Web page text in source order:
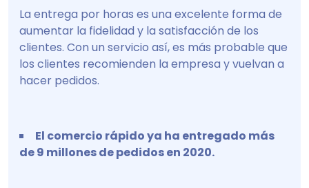
La entrega por horas es una excelente forma de
aumentar la fidelidad y la satisfacción de los
clientes. Con un servicio así, es más probable que
los clientes recomienden la empresa y vuelvan a
hacer pedidos.
El comercio rápido ya ha entregado más
de 9 millones de pedidos en 2020.